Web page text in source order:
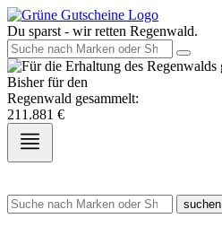
Du sparst - wir retten Regenwald.
Bisher für den
Regenwald gesammelt:
211.881 €
suchen